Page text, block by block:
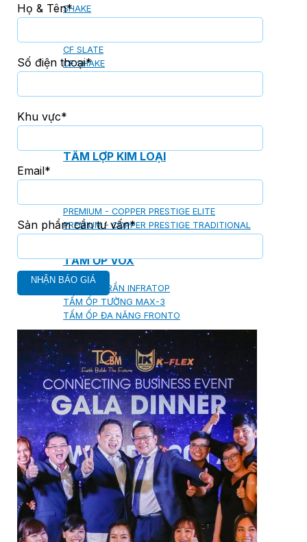
SHAKE
CF SLATE
CF SHAKE
TẤM LỢP KIM LOẠI
PREMIUM - COPPER PRESTIGE ELITE
PREMIUM - COPPER PRESTIGE TRADITIONAL
TẤM ỐP VOX
TẤM ỐP TRẦN INFRATOP
TẤM ỐP TƯỜNG MAX-3
TẤM ỐP ĐA NĂNG FRONTO
MÁI GỖ TUYẾT TÙNG ĐỎ
GỖ NHÂN TẠO NAM SOON
GỖ SINH THÁI NOVANO
VÁN OSB (VÁN DĂM ĐỊNH HƯỚNG)
Họ & Tên*
Số điện thoại*
Khu vực*
Email*
Sản phẩm cần tư vấn*